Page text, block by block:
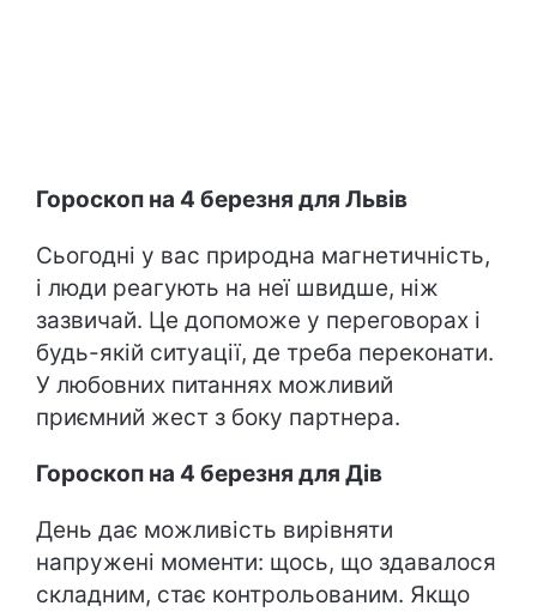
Гороскоп на 4 березня для Львів
Сьогодні у вас природна магнетичність,
і люди реагують на неї швидше, ніж
зазвичай. Це допоможе у переговорах і
будь-якій ситуації, де треба переконати.
У любовних питаннях можливий
приємний жест з боку партнера.
Гороскоп на 4 березня для Дів
День дає можливість вирівняти
напружені моменти: щось, що здавалося
складним, стає контрольованим. Якщо